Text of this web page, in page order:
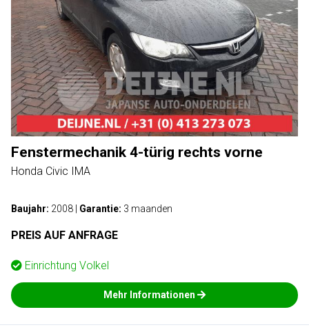
Fenstermechanik 4-türig rechts vorne
Honda Civic IMA
Baujahr: 2008 Garantie: 3 maanden
PREIS AUF ANFRAGE
Einrichtung Volkel
Mehr Informationen